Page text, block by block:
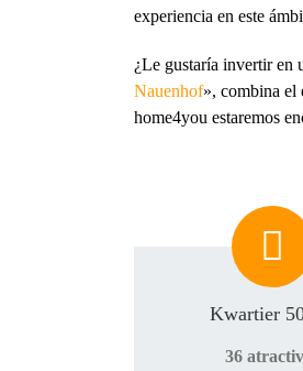
experiencia en este
¿Le gustaría invertir en
Nauenhof», combina el
home4you estaremos
Kwartier
36